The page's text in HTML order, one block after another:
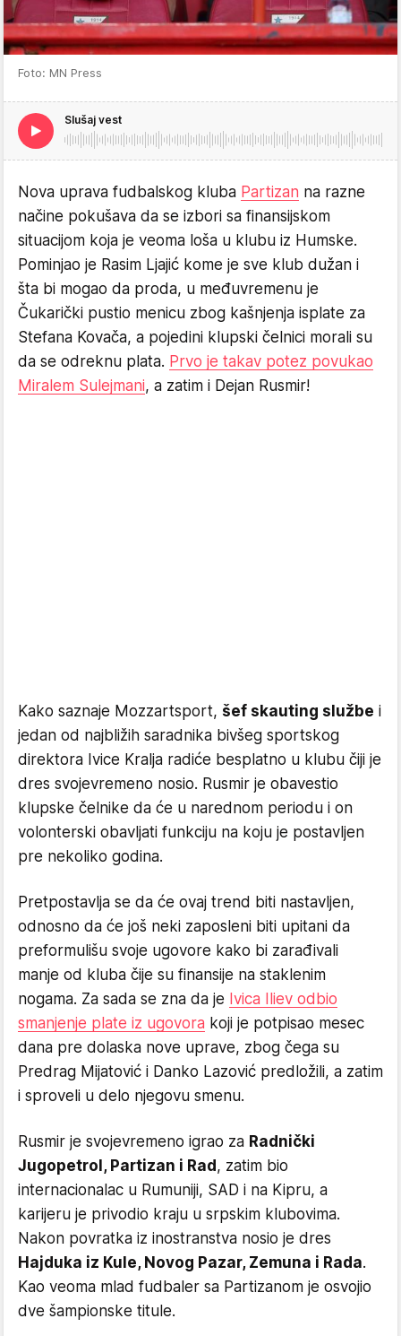
Foto: MN Press
Slušaj vest
Nova uprava fudbalskog kluba Partizan na razne
načine pokušava da se izbori sa finansijskom
situacijom koja je veoma loša u klubu iz Humske.
Pominjao je Rasim Ljajić kome je sve klub dužan i
šta bi mogao da proda, u međuvremenu je
Čukarički pustio menicu zbog kašnjenja isplate za
Stefana Kovača, a pojedini klupski čelnici morali su
da se odreknu plata. Prvo je takav potez povukao
Miralem Sulejmani, a zatim i Dejan Rusmir!
Kako saznaje Mozzartsport, šef skauting službe i
jedan od najbližih saradnika bivšeg sportskog
direktora Ivice Kralja radiće besplatno u klubu čiji je
dres svojevremeno nosio. Rusmir je obavestio
klupske čelnike da će u narednom periodu i on
volonterski obavljati funkciju na koju je postavljen
pre nekoliko godina.
Pretpostavlja se da će ovaj trend biti nastavljen,
odnosno da će još neki zaposleni biti upitani da
preformulišu svoje ugovore kako bi zarađivali
manje od kluba čije su finansije na staklenim
nogama. Za sada se zna da je Ivica Iliev odbio
smanjenje plate iz ugovora koji je potpisao mesec
dana pre dolaska nove uprave, zbog čega su
Predrag Mijatović i Danko Lazović predložili, a zatim
i sproveli u delo njegovu smenu.
Rusmir je svojevremeno igrao za Radnički
Jugopetrol, Partizan i Rad , zatim bio
internacionalac u Rumuniji, SAD i na Kipru, a
karijeru je privodio kraju u srpskim klubovima.
Nakon povratka iz inostranstva nosio je dres
Hajduka iz Kule, Novog Pazar, Zemuna i Rada.
Kao veoma mlad fudbaler sa Partizanom je osvojio
dve šampionske titule.